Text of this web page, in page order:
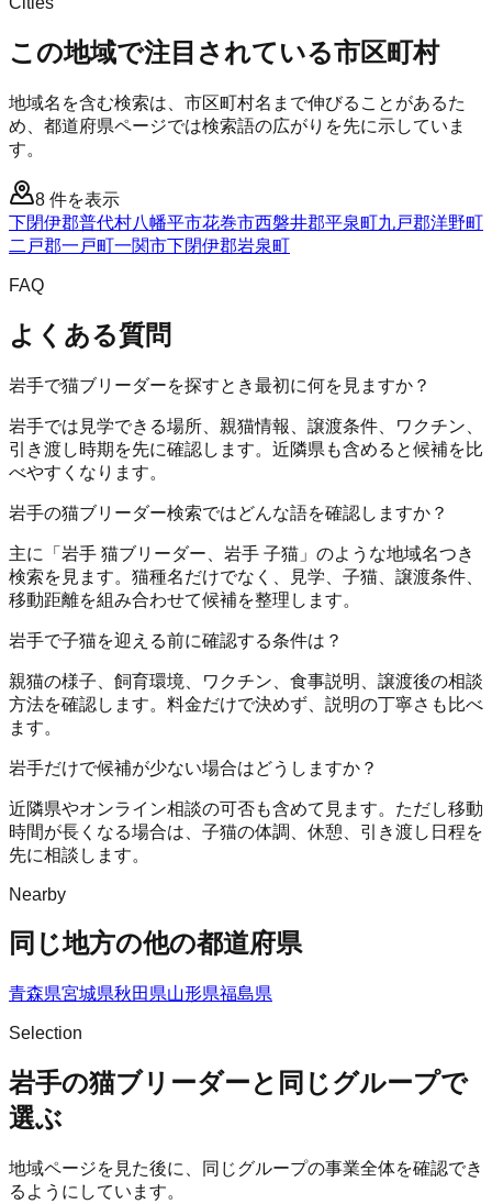
この地域で注目されている市区町村
地域名を含む検索は、市区町村名まで伸びることがあるた
め、都道府県ページでは検索語の広がりを先に示していま
す。
8 件を表示
下閉伊郡普代村八幡平市花巻市西磐井郡平泉町九戸郡洋野町
二戸郡一戸町一関市下閉伊郡岩泉町
FAQ
よくある質問
岩手で猫ブリーダーを探すとき最初に何を見ますか？
岩手では見学できる場所、親猫情報、譲渡条件、ワクチン、
引き渡し時期を先に確認します。近隣県も含めると候補を比
べやすくなります。
岩手の猫ブリーダー検索ではどんな語を確認しますか？
主に「岩手 猫ブリーダー、岩手 子猫」のような地域名つき
検索を見ます。猫種名だけでなく、見学、子猫、譲渡条件、
移動距離を組み合わせて候補を整理します。
岩手で子猫を迎える前に確認する条件は？
親猫の様子、飼育環境、ワクチン、食事説明、譲渡後の相談
方法を確認します。料金だけで決めず、説明の丁寧さも比べ
ます。
岩手だけで候補が少ない場合はどうしますか？
近隣県やオンライン相談の可否も含めて見ます。ただし移動
時間が長くなる場合は、子猫の体調、休憩、引き渡し日程を
先に相談します。
Nearby
同じ地方の他の都道府県
青森県宮城県秋田県山形県福島県
Selection
岩手の猫ブリーダーと同じグループで
選ぶ
地域ページを見た後に、同じグループの事業全体を確認でき
るようにしています。